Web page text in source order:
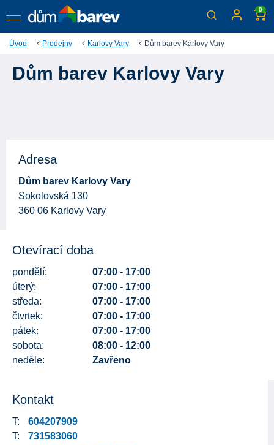
0
Úvod Prodejny Karlovy Vary Dům barev Karlovy Vary
Dům barev Karlovy Vary
Adresa
Dům barev Karlovy Vary
Sokolovská 130
360 06 Karlovy Vary
Otevírací doba
pondělí:
07:00 - 17:00
úterý:
07:00 - 17:00
středa:
07:00 - 17:00
čtvrtek:
07:00 - 17:00
pátek:
07:00 - 17:00
sobota:
08:00 - 12:00
neděle:
Zavřeno
Kontakt
T:
604207909
T:
731583060